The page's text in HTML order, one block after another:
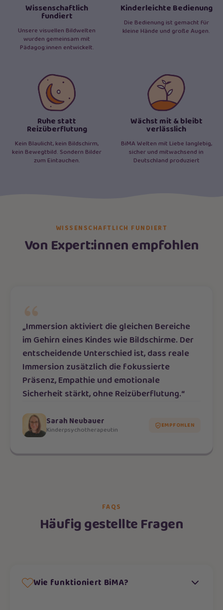
Wissenschaftlich
fundiert
Unsere visuellen Bildwelten
wurden gemeinsam mit
Pädagog:innen entwickelt.
Kinderleichte Bedienung
Die Bedienung ist gemacht für
kleine Hände und große Augen.
Ruhe statt
Reizüberflutung
Kein Blaulicht, kein Bildschirm,
kein Bewegtbild. Sondern Bilder
zum Eintauchen.
Wächst mit & bleibt
verlässlich
BiMA Welten mit Liebe langlebig,
sicher und mitwachsend in
Deutschland produziert
WISSENSCHAFTLICH FUNDIERT
Von Expert:innen empfohlen
„Immersion aktiviert die gleichen Bereiche
im Gehirn eines Kindes wie Bildschirme. Der
entscheidende Unterschied ist, dass reale
Immersion zusätzlich die fokussierte
Präsenz, Empathie und emotionale
Sicherheit stärkt, ohne Reizüberflutung.“
Sarah Neubauer
Kinderpsychotherapeutin EMPFOHLEN
FAQS
Häufig gestellte Fragen
Wie funktioniert BiMA?